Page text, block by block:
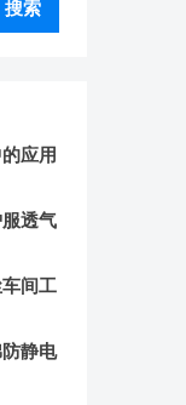
搜索
应用
透气
间工
防静电